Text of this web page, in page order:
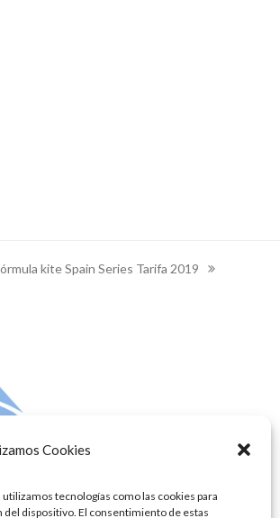
Cookies
tecnologías como las cookies para
dispositivo. El consentimiento de estas
kite Spain Series Tarifa 2019